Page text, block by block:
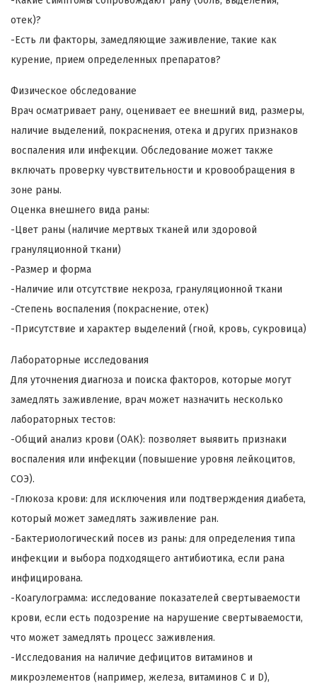
отек)?
-Есть ли факторы, замедляющие заживление, такие как
курение, прием определенных препаратов?
Физическое обследование
Врач осматривает рану, оценивает ее внешний вид, размеры,
наличие выделений, покраснения, отека и других признаков
воспаления или инфекции. Обследование может также
включать проверку чувствительности и кровообращения в
зоне раны.
Оценка внешнего вида раны:
-Цвет раны (наличие мертвых тканей или здоровой
грануляционной ткани)
-Размер и форма
-Наличие или отсутствие некроза, грануляционной ткани
-Степень воспаления (покраснение, отек)
-Присутствие и характер выделений (гной, кровь, сукровица)
Лабораторные исследования
Для уточнения диагноза и поиска факторов, которые могут
замедлять заживление, врач может назначить несколько
лабораторных тестов:
-Общий анализ крови (ОАК): позволяет выявить признаки
воспаления или инфекции (повышение уровня лейкоцитов,
СОЭ).
-Глюкоза крови: для исключения или подтверждения диабета,
который может замедлять заживление ран.
-Бактериологический посев из раны: для определения типа
инфекции и выбора подходящего антибиотика, если рана
инфицирована.
-Коагулограмма: исследование показателей свертываемости
крови, если есть подозрение на нарушение свертываемости,
что может замедлять процесс заживления.
-Исследования на наличие дефицитов витаминов и
микроэлементов (например, железа, витаминов С и D),